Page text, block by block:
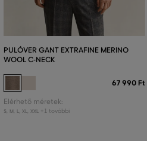
PULÓVER GANT EXTRAFINE MERINO
WOOL C-NECK
67 990 Ft
Elérhető méretek:
S M L XL XXL +1 további